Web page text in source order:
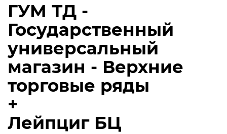
ГУМ ТД -
Государственный
универсальный
магазин - Верхние
торговые ряды
+
Лейпциг БЦ